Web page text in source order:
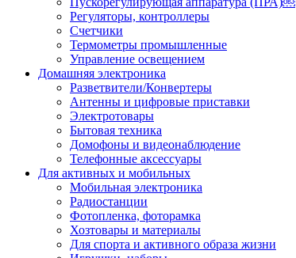
Регуляторы, контроллеры
Счетчики
Термометры промышленные
Управление освещением
Домашняя электроника
Разветвители/Конвертеры
Антенны и цифровые приставки
Электротовары
Бытовая техника
Домофоны и видеонаблюдение
Телефонные аксессуары
Для активных и мобильных
Мобильная электроника
Радиостанции
Фотопленка, фоторамка
Хозтовары и материалы
Для спорта и активного образа жизни